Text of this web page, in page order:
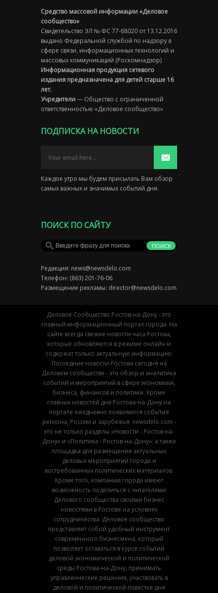
Средство массовой информации «Деловое
сообщество»
Свидетельство ЭЛ № ФС 77-68020 от 13.12.2016
выдано Федеральной службой по надзору в
сфере связи, информационных технологий и
массовых коммуникаций (Роскомнадзор)
Информационная продукция сетевого
издания предназначена для детей старше 16
лет.
Учредители— Общество с ограниченной
ответственностью «Деловое сообщество»
ПОДПИСКА НА НОВОСТИ
Каждое утро мы будем присылать Вам обзор
самых важных и значимых событий дня.
ПОИСК ПО САЙТУ
Редакция: news@newsdelo.com
Телефон: (863) 201-76-06
Размещение рекламы: director@newsdelo.com
Деловое Сообщество Ростов-на-Дону - это
главный информационный портал города. На
сайте всегда свежие новости часа Ростова,
которые обновляются в режиме онлайн и
содержат только актуальную информацию.
Последние новости Ростова сегодня на
Деловом сообществе - это обзор и аналитика
событий и мероприятий в сфере экономики,
бизнеса, финансов и политики. Кроме
главных новостей дня Ростова-на-Дону на
портале ежедневно появляются события
региона, России и зарубежья. newsdelo.com -
это не только разделы «Новости - Ростов-на-
Дону» и «Политика - Ростов-на-Дону», а также
площадка для размещения актуальных
деловых мероприятий города и
востребованных политических материалов.
Кроме того, компании города имеют
возможность поделиться с читателями
Делового сообщества своими бизнес
новостями в Ростове на условиях
сотрудничества. Деловое сообщество
представляет собой удобный инструмент
современного бизнесмена, который
позволяет оставаться в курсе событий
деловой экономической и политической
среды Ростова-на-Дону, принимать
управленческие решения, участвовать в
деловой и политической повестке дня